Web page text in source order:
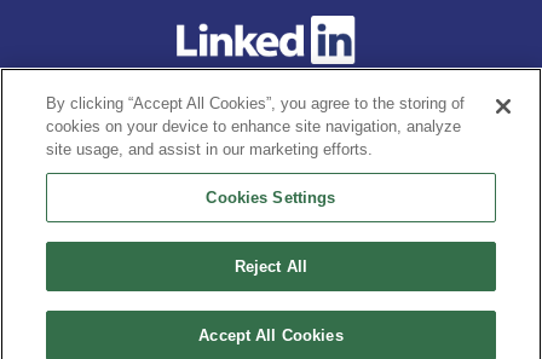
Footer
Home우리 이야기우리의 제품BQ의 차별점더 나은 세상을
Grupo Bimbo의 자랑스러운 회원
By clicking “Accept All Cookies”, you agree to the storing of
cookies on your device to enhance site navigation, analyze
site usage, and assist in our marketing efforts.
Cookies Settings
Reject All
Accept All Cookies